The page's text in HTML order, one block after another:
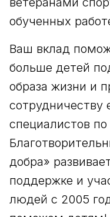
обученных
Ваш вклад
больше детей
образа жизни и
специалистов
добра»
поддержке и
людей с 2005